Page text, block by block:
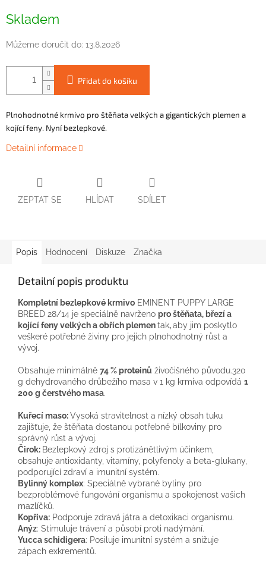
Skladem
Můžeme doručit do: 13.8.2026
Přidat do košíku
Plnohodnotné krmivo pro štěňata velkých a gigantických plemen a
kojící feny. Nyní bezlepkové.
Detailní informace
ZEPTAT SE HLÍDAT SDÍLET
Popis Hodnocení Diskuze Značka
Detailní popis produktu
Kompletní bezlepkové krmivo EMINENT PUPPY LARGE
BREED 28/14 je speciálně navrženo pro štěňata, březí a
kojící feny velkých a obřích plementak,aby jim poskytlo
veškeré potřebné živiny pro jejich plnohodnotný růst a
vývoj.
Obsahuje minimálně 74 % proteinů živočišného původu.320
g dehydrovaného drůbežího masa v 1 kg krmiva odpovídá 1
200 g čerstvého masa.
Kuřecí maso:Vysoká stravitelnost a nízký obsah tuku
zajišťuje, že štěňata dostanou potřebné bílkoviny pro
správný růst a vývoj.
Čirok: Bezlepkový zdroj s protizánětlivým účinkem,
obsahuje antioxidanty, vitamíny, polyfenoly a beta-glukany,
podporující zdraví a imunitní systém.
Bylinný komplex: Speciálně vybrané byliny pro
bezproblémové fungování organismu a spokojenost vašich
mazlíčků.
Kopřiva: Podporuje zdravá játra a detoxikaci organismu.
Anýz: Stimuluje trávení a působí proti nadýmání.
Yucca schidigera: Posiluje imunitní systém a snižuje
zápach exkrementů.